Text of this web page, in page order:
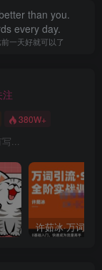
than you.
every day.
一天好就可以了
注
380W+
...
，抖音报白，实时互动直播【软件+详细教程】